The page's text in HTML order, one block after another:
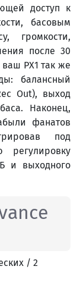
доступ к
басовым
громкости,
после 30
PX1 так же
балансный
Out), выход
Наконец,
фанатов
под
регулировку
и выходного
/ 2